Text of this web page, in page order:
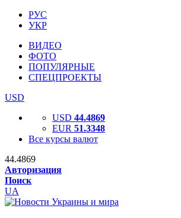
РУС
УКР
ВИДЕО
ФОТО
ПОПУЛЯРНЫЕ
СПЕЦПРОЕКТЫ
USD
USD 44.4869
EUR 51.3348
Все курсы валют
44.4869
Авторизация
Поиск
UA